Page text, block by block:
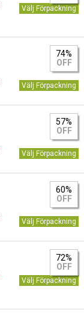
Välj Förpackning
74%
OFF
Välj Förpackning
57%
OFF
Välj Förpackning
60%
OFF
Välj Förpackning
72%
OFF
Välj Förpackning